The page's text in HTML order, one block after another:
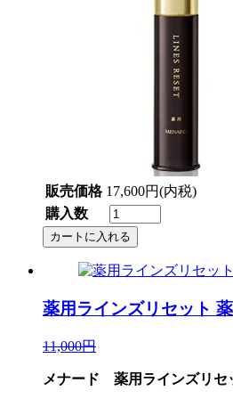
販売価格 17,600円(内税)
購入数
薬用ラインズリセット
11,000円
メナード 薬用ラインズリセ